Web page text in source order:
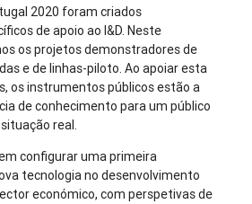
2020 foram criados
de apoio ao I&D. Neste
os projetos demonstradores de
e de linhas-piloto. Ao apoiar esta
os instrumentos públicos estão a
de conhecimento para um público
real.
configurar uma primeira
tecnologia no desenvolvimento
económico, com perspetivas de